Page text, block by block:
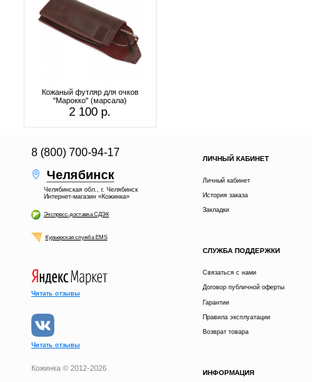
Кожаный футляр для очков
"Марокко" (марсала)
2 100 р.
8 (800) 700-94-17
Челябинск
Челябинская обл., г. Челябинск
Интернет-магазин «Кожинка»
Экспресс-доставка СДЭК
Курьерская служба EMS
ЛИЧНЫЙ КАБИНЕТ
Личный кабинет
История заказа
Закладки
СЛУЖБА ПОДДЕРЖКИ
Связаться с нами
Договор публичной оферты
Гарантии
Правила эксплуатации
Возврат товара
ИНФОРМАЦИЯ
Читать отзывы
Читать отзывы
Кожинка © 2012-2026